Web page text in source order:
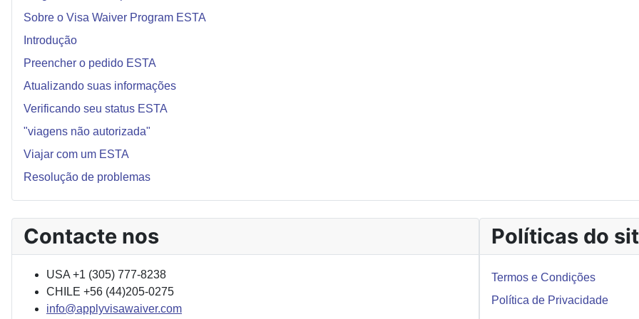
Sobre o Visa Waiver Program ESTA
Introdução
Preencher o pedido ESTA
Atualizando suas informações
Verificando seu status ESTA
"viagens não autorizada"
Viajar com um ESTA
Resolução de problemas
Contacte nos
USA +1 (305) 777-8238
CHILE +56 (44)205-0275
info@applyvisawaiver.com
Políticas do
Termos e Condições
Política de Privacidade